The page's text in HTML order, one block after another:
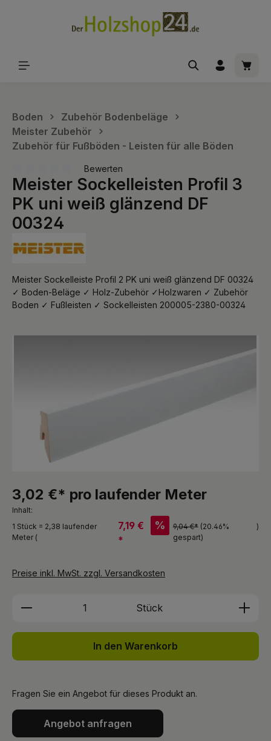
Boden
Zubehör Bodenbeläge
Meister Zubehör
Zubehör für Fußböden - Leisten für alle Böden
Durchschnittliche Bewertung von 0 von 5 Sternen
Bewerten
Meister Sockelleisten Profil 3
PK uni weiß glänzend DF
00324
Meister Sockelleiste Profil 2 PK uni weiß glänzend DF 00324
✓ Boden-Beläge ✓ Holz-Zubehör ✓Holzwaren ✓ Zubehör
Boden ✓ Fußleisten ✓ Sockelleisten 200005-2380-00324
3,02 €* pro laufender Meter
Inhalt:
1 Stück = 2,38 laufender
Meter (
7,19 €
*
% 9,04 €* (20.46%
gespart)
)
Preise inkl. MwSt. zzgl. Versandkosten
Produkt Anzahl: Gib den
Stück
In den Warenkorb
Fragen Sie ein Angebot für dieses Produkt an.
Angebot anfragen